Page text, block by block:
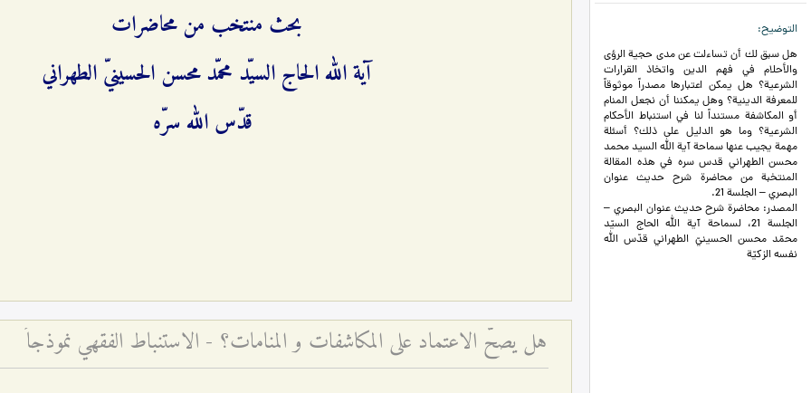
التوضيح
هل سبق لك أن تساءلت عن مدى حجية الرؤى
والأحلام في فهم الدين واتخاذ القرارات
الشرعية؟ هل يمكن اعتبارها مصدراً موثوقاً
للمعرفة الدينية؟ وهل يمكننا أن نجعل المنام
أو المكاشفة مستنداً لنا في استنباط الأحكام
الشرعية؟ وما هو الدليل على ذلك؟ أسئلة
مهمة يجيب عنها سماحة آية الله السيد محمد
محسن الطهراني قدس سره في هذه المقالة
المنتخبة من محاضرة شرح حديث عنوان
البصري – الجلسة 21.
المصدر: محاضرة شرح حديث عنوان البصري –
الجلسة 21، لسماحة آية الله الحاج السيّد
محمّد محسن الحسينيّ الطهراني قدّس الله
نفسه الزكيّة
بحث منتخب من محاضرات
آية الله الحاج السيّد محمّد محسن الحسينيّ الطهراني
قدّس الله سرّه
هل يصحّ الاعتماد على المكاشفات و المنامات؟ - الاستنباط الفقهي نموذجاً